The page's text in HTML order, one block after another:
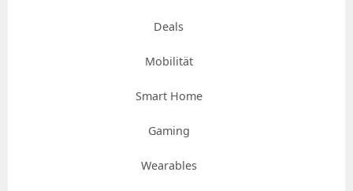
Deals
Mobilität
Smart Home
Gaming
Wearables